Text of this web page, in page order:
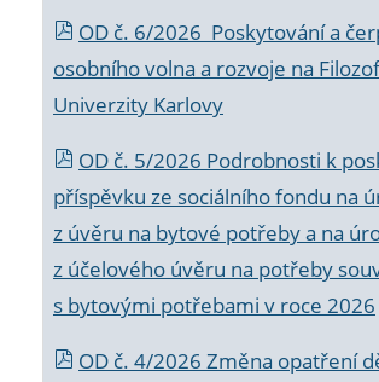
OD č. 6/2026 Poskytování a
osobního volna a rozvoje na
Univerzity Karlovy
OD č. 5/2026 Podrobnosti k
příspěvku ze sociálního fondu na
z úvěru na bytové potřeby a na
z účelového úvěru na potřeby
s bytovými potřebami v roce 2026
OD č. 4/2026 Změna opatření